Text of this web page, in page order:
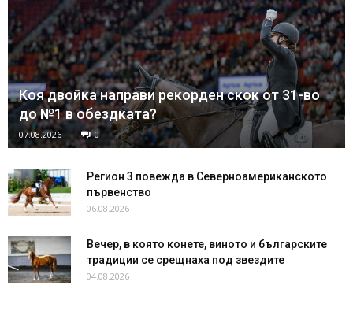
Коя двойка направи рекорден скок от 31-во
до №1 в обездката?
07.08.2026 0
Регион 3 повежда в Северноамериканското
първенство
06.08.2026
Вечер, в която конете, виното и българските
традиции се срещнаха под звездите
04.08.2026